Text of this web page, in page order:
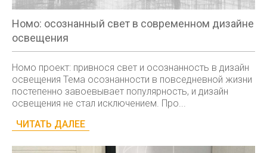
Номо: осознанный свет в современном дизайне
освещения
Номо проект: привнося свет и осознанность в дизайн
освещения Тема осознанности в повседневной жизни
постепенно завоевывает популярность, и дизайн
освещения не стал исключением. Про...
ЧИТАТЬ ДАЛЕЕ